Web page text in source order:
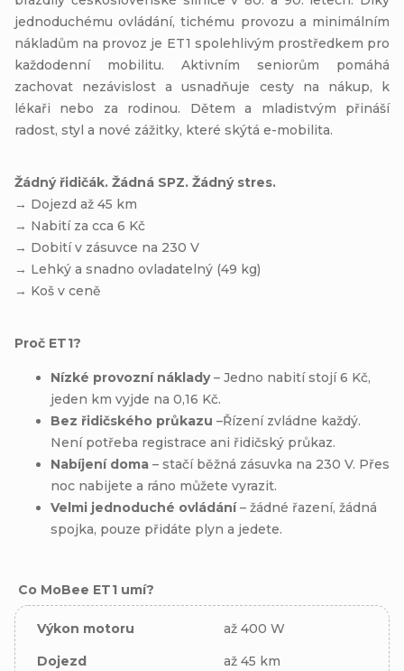
jednoduchému ovládání, tichému provozu a minimálním
nákladům na provoz je ET1 spolehlivým prostředkem pro
každodenní mobilitu. Aktivním seniorům pomáhá
zachovat nezávislost a usnadňuje cesty na nákup, k
lékaři nebo za rodinou. Dětem a mladistvým přináší
radost, styl a nové zážitky, které skýtá e-mobilita.
Žádný řidičák. Žádná SPZ. Žádný stres.
→ Dojezd až 45 km
→ Nabití za cca 6 Kč
→ Dobití v zásuvce na 230 V
→ Lehký a snadno ovladatelný (49 kg)
→ Koš v ceně
Proč ET1?
Nízké provozní náklady– Jedno nabití stojí 6 Kč,
jeden km vyjde na 0,16 Kč.
Bez řidičského průkazu –Řízení zvládne každý.
Není potřeba registrace ani řidičský průkaz.
Nabíjení doma – stačí běžná zásuvka na 230 V. Přes
noc nabijete a ráno můžete vyrazit.
Velmi jednoduché ovládání– žádné řazení, žádná
spojka, pouze přidáte plyn a jedete.
Co MoBee ET1 umí?
Výkon motoru
až 400 W
Dojezd
až 45 km